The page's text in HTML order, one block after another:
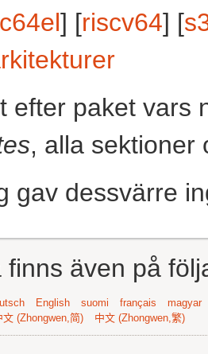
] [riscv64] [
efter paket vars
, alla
gav dessvärre
finns även på
English suomi français
magyar
文 (Zhongwen,简) 中文 (Zhongwen,繁)